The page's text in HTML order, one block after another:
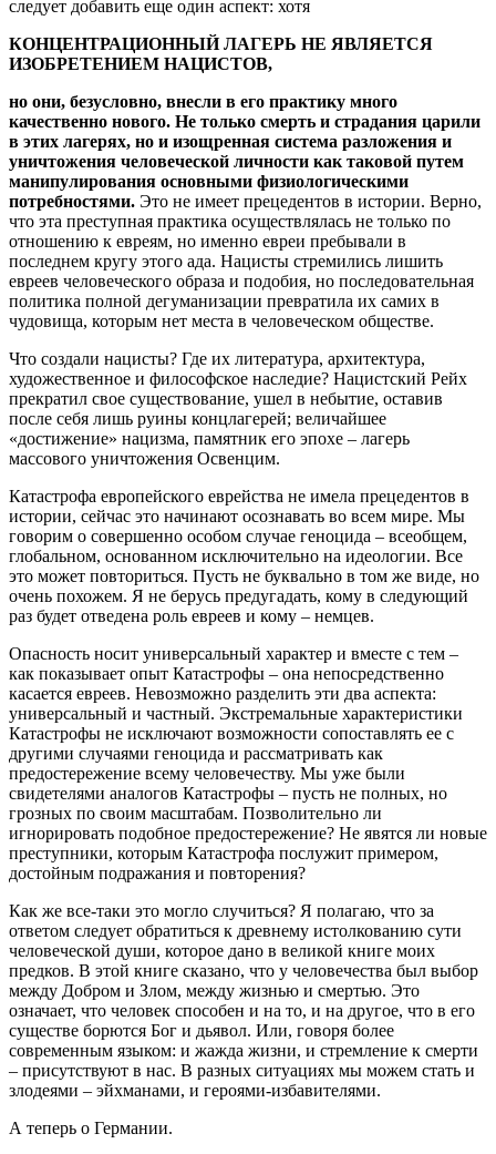
следует добавить еще один аспект: хотя
КОНЦЕНТРАЦИОННЫЙ ЛАГЕРЬ НЕ ЯВЛЯЕТСЯ
ИЗОБРЕТЕНИЕМ НАЦИСТОВ,
но они, безусловно, внесли в его практику много
качественно нового. Не только смерть и страдания царили
в этих лагерях, но и изощренная система разложения и
уничтожения человеческой личности как таковой путем
манипулирования основными физиологическими
потребностями. Это не имеет прецедентов в истории. Верно,
что эта преступная практика осуществлялась не только по
отношению к евреям, но именно евреи пребывали в
последнем кругу этого ада. Нацисты стремились лишить
евреев человеческого образа и подобия, но последовательная
политика полной дегуманизации превратила их самих в
чудовища, которым нет места в человеческом обществе.
Что создали нацисты? Где их литература, архитектура,
художественное и философское наследие? Нацистский Рейх
прекратил свое существование, ушел в небытие, оставив
после себя лишь руины концлагерей; величайшее
«достижение» нацизма, памятник его эпохе – лагерь
массового уничтожения Освенцим.
Катастрофа европейского еврейства не имела прецедентов в
истории, сейчас это начинают осознавать во всем мире. Мы
говорим о совершенно особом случае геноцида – всеобщем,
глобальном, основанном исключительно на идеологии. Все
это может повториться. Пусть не буквально в том же виде, но
очень похожем. Я не берусь предугадать, кому в следующий
раз будет отведена роль евреев и кому – немцев.
Опасность носит универсальный характер и вместе с тем –
как показывает опыт Катастрофы – она непосредственно
касается евреев. Невозможно разделить эти два аспекта:
универсальный и частный. Экстремальные характеристики
Катастрофы не исключают возможности сопоставлять ее с
другими случаями геноцида и рассматривать как
предостережение всему человечеству. Мы уже были
свидетелями аналогов Катастрофы – пусть не полных, но
грозных по своим масштабам. Позволительно ли
игнорировать подобное предостережение? Не явятся ли новые
преступники, которым Катастрофа послужит примером,
достойным подражания и повторения?
Как же все-таки это могло случиться? Я полагаю, что за
ответом следует обратиться к древнему истолкованию сути
человеческой души, которое дано в великой книге моих
предков. В этой книге сказано, что у человечества был выбор
между Добром и Злом, между жизнью и смертью. Это
означает, что человек способен и на то, и на другое, что в его
существе борются Бог и дьявол. Или, говоря более
современным языком: и жажда жизни, и стремление к смерти
– присутствуют в нас. В разных ситуациях мы можем стать и
злодеями – эйхманами, и героями-избавителями.
А теперь о Германии.